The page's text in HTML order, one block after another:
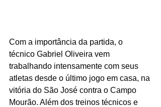
Com a importância da partida, o
técnico Gabriel Oliveira vem
trabalhando intensamente com seus
atletas desde o último jogo em casa, na
vitória do São José contra o Campo
Mourão. Além dos treinos técnicos e